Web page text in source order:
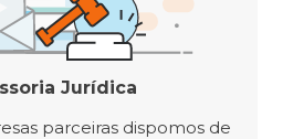
Jurídica
parceiras dispomos de